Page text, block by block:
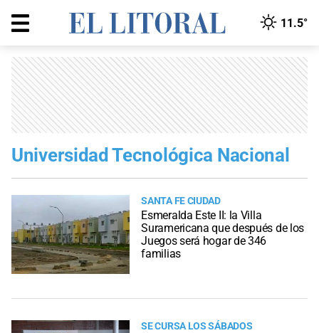
11.5°
Universidad Tecnológica Nacional
SANTA FE CIUDAD
Esmeralda Este II: la Villa
Suramericana que después de los
Juegos será hogar de 346
familias
SE CURSA LOS SÁBADOS